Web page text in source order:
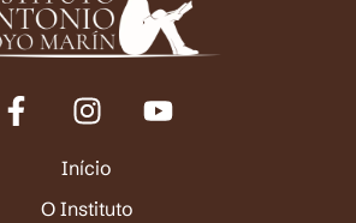
Início
O Instituto